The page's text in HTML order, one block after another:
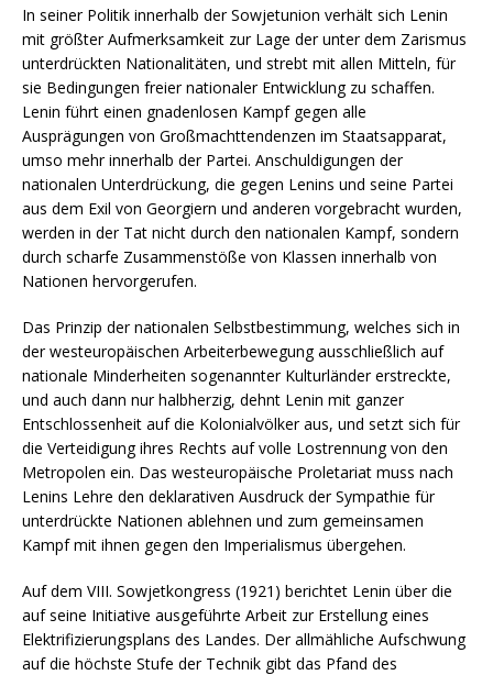
In seiner Politik innerhalb der Sowjetunion verhält sich Lenin
mit größter Aufmerksamkeit zur Lage der unter dem Zarismus
unterdrückten Nationalitäten, und strebt mit allen Mitteln, für
sie Bedingungen freier nationaler Entwicklung zu schaffen.
Lenin führt einen gnadenlosen Kampf gegen alle
Ausprägungen von Großmachttendenzen im Staatsapparat,
umso mehr innerhalb der Partei. Anschuldigungen der
nationalen Unterdrückung, die gegen Lenins und seine Partei
aus dem Exil von Georgiern und anderen vorgebracht wurden,
werden in der Tat nicht durch den nationalen Kampf, sondern
durch scharfe Zusammenstöße von Klassen innerhalb von
Nationen hervorgerufen.
Das Prinzip der nationalen Selbstbestimmung, welches sich in
der westeuropäischen Arbeiterbewegung ausschließlich auf
nationale Minderheiten sogenannter Kulturländer erstreckte,
und auch dann nur halbherzig, dehnt Lenin mit ganzer
Entschlossenheit auf die Kolonialvölker aus, und setzt sich für
die Verteidigung ihres Rechts auf volle Lostrennung von den
Metropolen ein. Das westeuropäische Proletariat muss nach
Lenins Lehre den deklarativen Ausdruck der Sympathie für
unterdrückte Nationen ablehnen und zum gemeinsamen
Kampf mit ihnen gegen den Imperialismus übergehen.
Auf dem VIII. Sowjetkongress (1921) berichtet Lenin über die
auf seine Initiative ausgeführte Arbeit zur Erstellung eines
Elektrifizierungsplans des Landes. Der allmähliche Aufschwung
auf die höchste Stufe der Technik gibt das Pfand des